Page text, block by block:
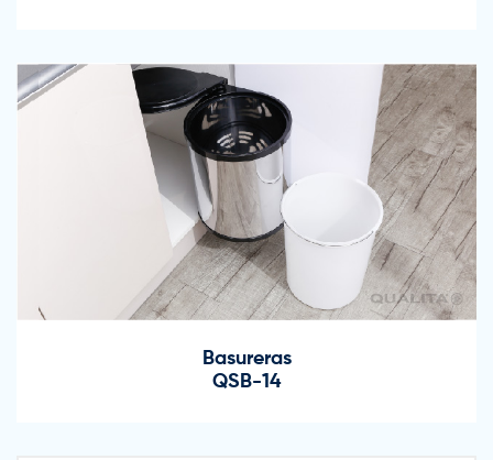
Basureras
QSB-14